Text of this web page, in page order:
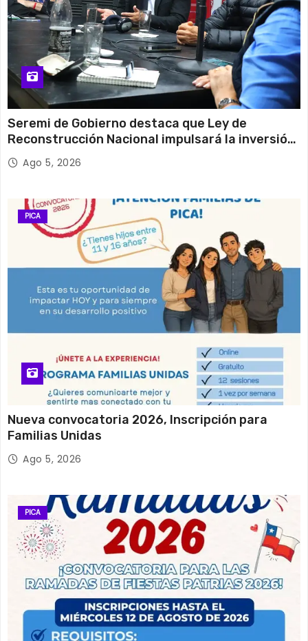
Seremi de Gobierno destaca que Ley de
Reconstrucción Nacional impulsará la inversión
y el empleo en Tarapacá
Ago 5, 2026
PICA
Nueva convocatoria 2026, Inscripción para
Familias Unidas
Ago 5, 2026
PICA